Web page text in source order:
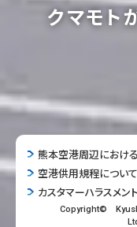
クマモト
熊本空港周辺におけ
空港供用規程について
カスタマーハラスメ
Copyright©